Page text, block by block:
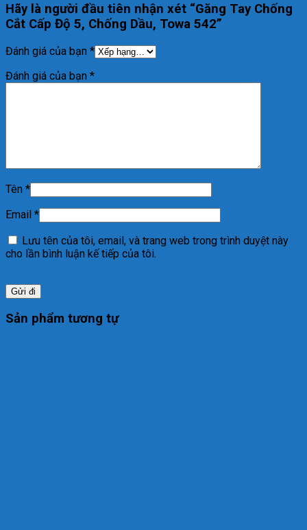
Hãy là người đầu tiên nhận xét “Găng Tay Chống
Cắt Cấp Độ 5, Chống Dầu, Towa 542”
Đánh giá của bạn *
Đánh giá của bạn *
Tên *
Email *
Lưu tên của tôi, email, và trang web trong trình duyệt này
cho lần bình luận kế tiếp của tôi.
Sản phẩm tương tự